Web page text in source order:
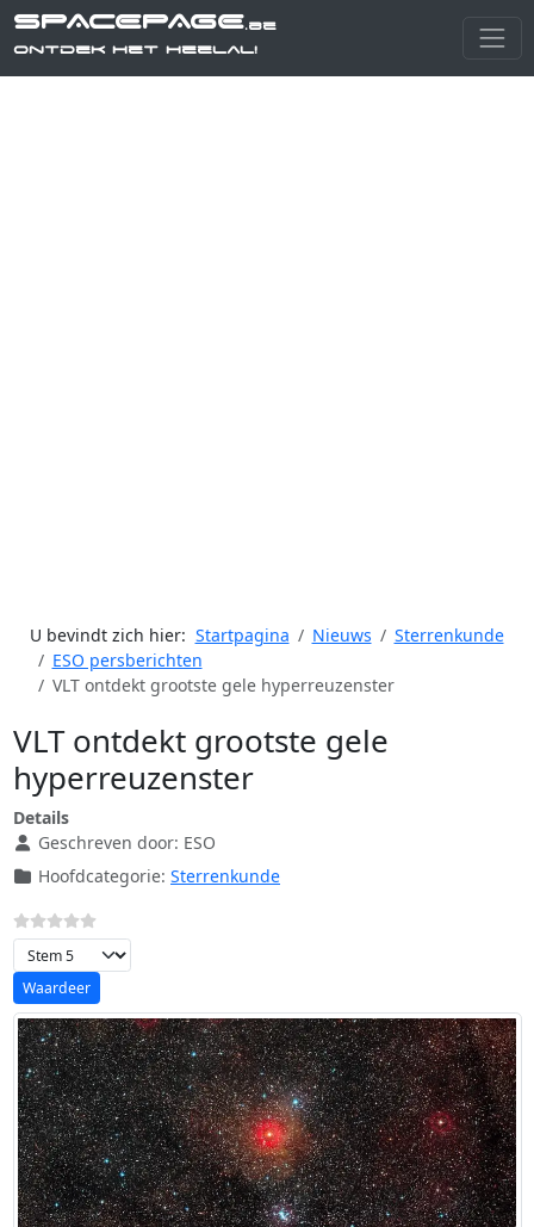
SPACEPAGE.be
Ontdek het heelal!
U bevindt zich hier: Startpagina Nieuws
Sterrenkunde
ESO persberichten
VLT ontdekt grootste gele hyperreuzenster
VLT ontdekt grootste gele
hyperreuzenster
Details
Geschreven door: ESO
Hoofdcategorie: Sterrenkunde
Voeg waardering toe